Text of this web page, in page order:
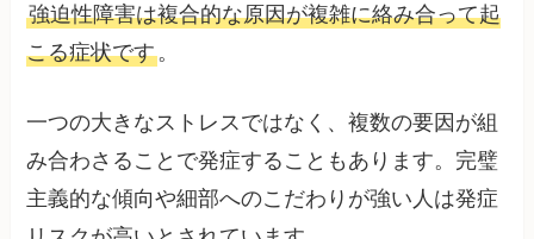
強迫性障害は複合的な原因が複雑に絡み合って起
こる症状です。
一つの大きなストレスではなく、複数の要因が組
み合わさることで発症することもあります。完璧
主義的な傾向や細部へのこだわりが強い人は発症